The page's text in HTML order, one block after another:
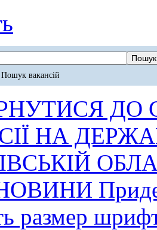
Пошук вакансій
ДО
НА
размер